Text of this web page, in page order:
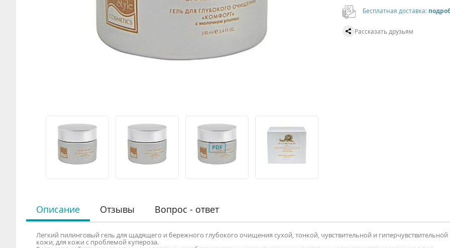
Бесплатная доставка:
Рассказать друзьям
Описание
Легкий пилинговый гель для щадящего и бережного глубокого очищения сухой, тонкой, чувствительной и гиперчувствительной
кожи, для кожи с проблемой купероза.
Отзывы Вопрос - ответ